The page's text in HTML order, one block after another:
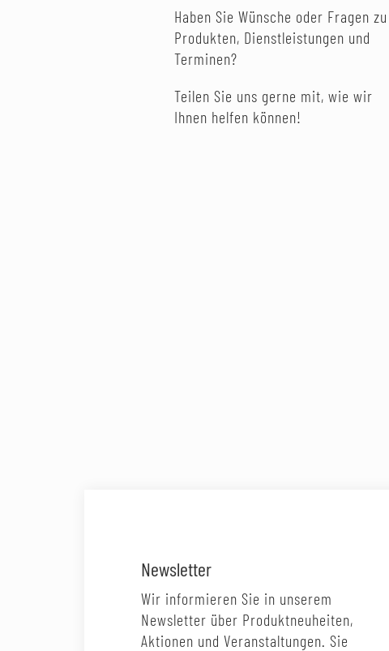
Haben Sie Wünsche oder Fragen zu
Produkten, Dienstleistungen und
Terminen?
Teilen Sie uns gerne mit, wie wir
Ihnen helfen können!
Newsletter
Wir informieren Sie in unserem
Newsletter über Produktneuheiten,
Aktionen und Veranstaltungen. Sie